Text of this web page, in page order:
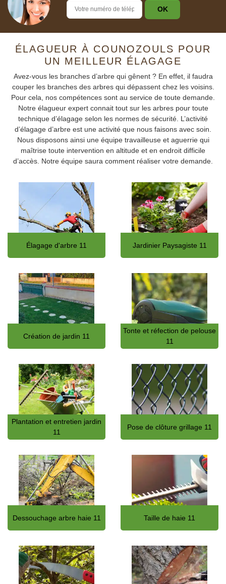
ÉLAGUEUR À COUNOZOULS POUR
UN MEILLEUR ÉLAGAGE
Avez-vous les branches d’arbre qui gênent ? En effet, il faudra
couper les branches des arbres qui dépassent chez les voisins.
Pour cela, nos compétences sont au service de toute demande.
Notre élagueur expert connait tout sur les arbres pour toute
technique d’élagage selon les normes de sécurité. L’activité
d’élagage d’arbre est une activité que nous faisons avec soin.
Nous disposons ainsi une équipe travailleuse et aguerrie qui
maîtrise toute intervention en altitude et en endroit difficile
d’accès. Notre équipe saura comment réaliser votre demande.
Élagage d'arbre 11 Jardinier Paysagiste 11
Création de jardin 11
Tonte et réfection de pelouse
11
Plantation et entretien jardin
11
Pose de clôture grillage 11
Dessouchage arbre haie 11 Taille de haie 11